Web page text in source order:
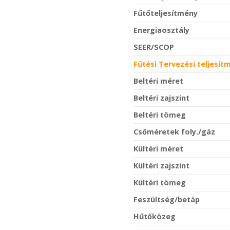
Fűtőteljesítmény
Energiaosztály
SEER/SCOP
Fűtési Tervezési
Beltéri méret
Beltéri zajszint
Beltéri tömeg
Csőméretek foly./gáz
Kültéri méret
Kültéri zajszint
Kültéri tömeg
Feszültség/betáp
Hűtőközeg